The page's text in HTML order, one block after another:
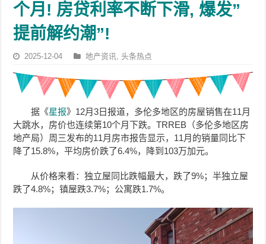
个月! 房贷利率不断下滑, 爆发”
提前解约潮”!
2025-12-04 地产资讯,头条热点
据《星报》12月3日报道，多伦多地区的房屋销售在11月
大跳水，房价也连续第10个月下跌。TRREB（多伦多地区房
地产局）周三发布的11月房市报告显示，11月的销量同比下
降了15.8%，平均房价跌了6.4%，降到103万加元。
从价格来看：独立屋同比跌幅最大，跌了9%；半独立屋
跌了4.8%；镇屋跌3.7%；公寓跌1.7%。